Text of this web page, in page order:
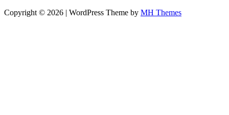
Copyright © 2026 | WordPress Theme by MH Themes